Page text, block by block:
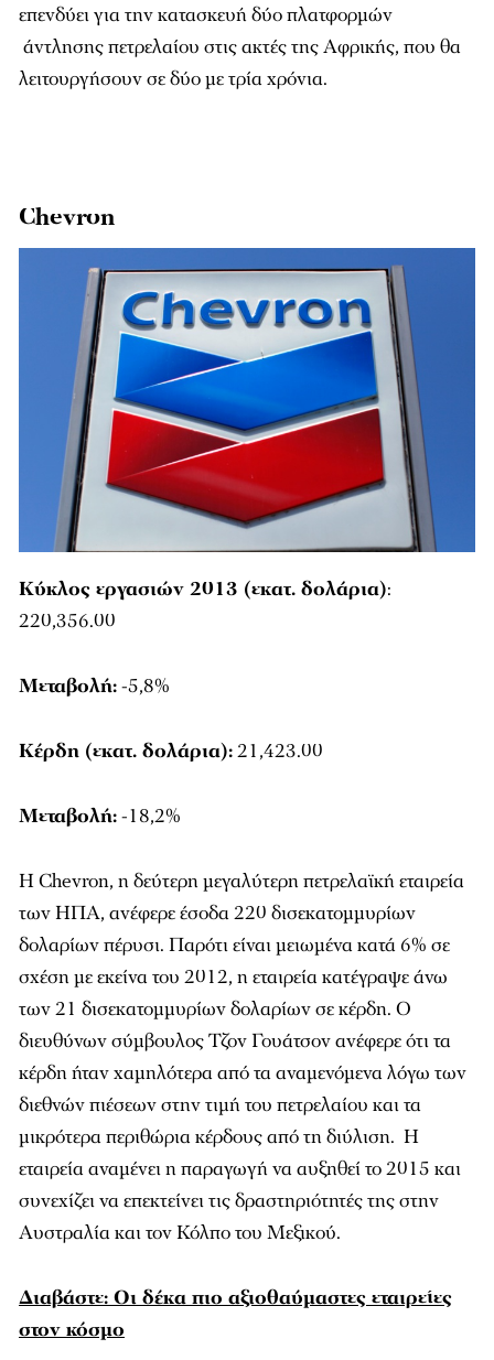
επενδύει για την κατασκευή δύο πλατφορμών
άντλησης πετρελαίου στις ακτές της Αφρικής, που θα
λειτουργήσουν σε δύο με τρία χρόνια.
Chevron
Κύκλος εργασιών 2013 (εκατ. δολάρια):
220,356.00
Μεταβολή:-5,8%
Κέρδη (εκατ. δολάρια):21,423.00
Μεταβολή:-18,2%
H Chevron, η δεύτερη μεγαλύτερη πετρελαϊκή εταιρεία
των ΗΠΑ, ανέφερε έσοδα 220 δισεκατομμυρίων
δολαρίων πέρυσι. Παρότι είναι μειωμένα κατά 6% σε
σχέση με εκείνα του 2012, η εταιρεία κατέγραψε άνω
των 21 δισεκατομμυρίων δολαρίων σε κέρδη. Ο
διευθύνων σύμβουλος Τζον Γουάτσον ανέφερε ότι τα
κέρδη ήταν χαμηλότερα από τα αναμενόμενα λόγω των
διεθνών πιέσεων στην τιμή του πετρελαίου και τα
μικρότερα περιθώρια κέρδους από τη διύλιση. Η
εταιρεία αναμένει η παραγωγή να αυξηθεί το 2015 και
συνεχίζει να επεκτείνει τις δραστηριότητές της στην
Αυστραλία και τον Κόλπο του Μεξικού.
Διαβάστε: Οι δέκα πιο αξιοθαύμαστες εταιρείες
στον κόσμο